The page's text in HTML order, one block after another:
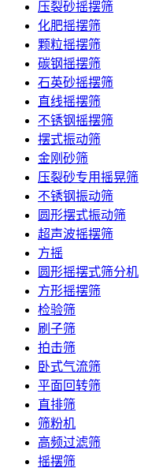
压裂砂摇摆筛
化肥摇摆筛
颗粒摇摆筛
碳钢摇摆筛
石英砂摇摆筛
直线摇摆筛
不锈钢摇摆筛
摆式振动筛
金刚砂筛
压裂砂专用摇晃筛
不锈钢振动筛
圆形摆式振动筛
超声波摇摆筛
方摇
圆形摇摆式筛分机
方形摇摆筛
检验筛
刷子筛
拍击筛
卧式气流筛
平面回转筛
直排筛
筛粉机
高频过滤筛
摇摆筛